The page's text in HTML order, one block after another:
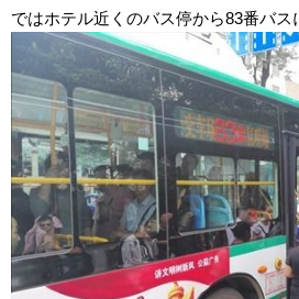
ではホテル近くのバス停から83番バス